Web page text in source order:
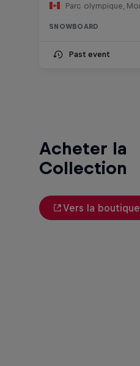
SNOWBOARD
Past event
Acheter la
Collection
Vers la boutique